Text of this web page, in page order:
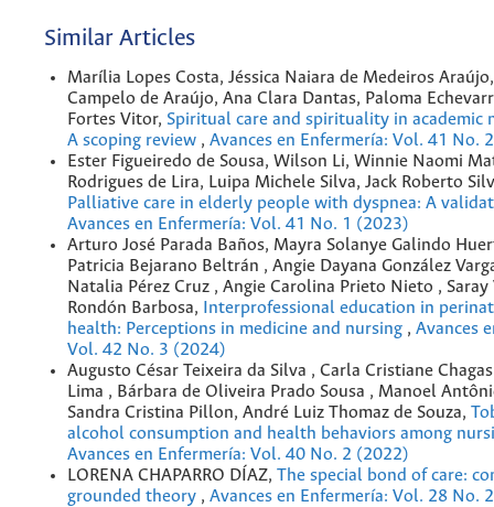
Similar Articles
Marília Lopes Costa, Jéssica Naiara de Medeiros
Campelo de Araújo, Ana Clara Dantas, Paloma
Fortes Vitor, Spiritual care and spirituality in academic
A scoping review , Avances en Enfermería: Vol. 41 No.
Ester Figueiredo de Sousa, Wilson Li, Winnie Naomi
Rodrigues de Lira, Luipa Michele Silva, Jack Roberto
Palliative care in elderly people with dyspnea: A
Avances en Enfermería: Vol. 41 No. 1 (2023)
Arturo José Parada Baños, Mayra Solanye Galindo
Patricia Bejarano Beltrán , Angie Dayana González
Natalia Pérez Cruz , Angie Carolina Prieto Nieto ,
Rondón Barbosa,
Interprofessional education in
health: Perceptions in medicine and nursing , Avances
Vol. 42 No. 3 (2024)
Augusto César Teixeira da Silva , Carla Cristiane
Lima , Bárbara de Oliveira Prado Sousa , Manoel
Sandra Cristina Pillon, André Luiz Thomaz de Souza,
alcohol consumption and health behaviors among
Avances en Enfermería: Vol. 40 No. 2 (2022)
LORENA CHAPARRO DÍAZ, The special bond of care:
grounded theory , Avances en Enfermería: Vol. 28 No.